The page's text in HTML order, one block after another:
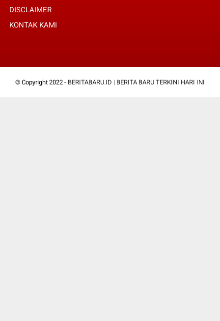
DISCLAIMER
KONTAK KAMI
© Copyright 2022 - BERITABARU.ID | BERITA BARU TERKINI HARI INI